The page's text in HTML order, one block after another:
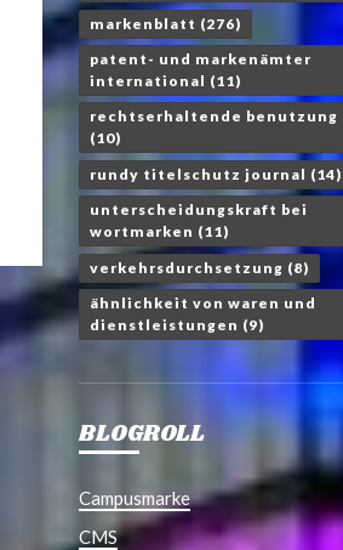
markenblatt (276)
patent- und markenämter
international (11)
rechtserhaltende benutzung
(10)
rundy titelschutz journal (14)
unterscheidungskraft bei
wortmarken (11)
verkehrsdurchsetzung (8)
ähnlichkeit von waren und
dienstleistungen (9)
BLOGROLL
Campusmarke
CMS